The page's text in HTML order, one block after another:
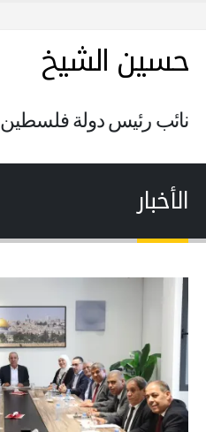
حسين الشيخ
نائب رئيس دولة فلسطين
الأخبار